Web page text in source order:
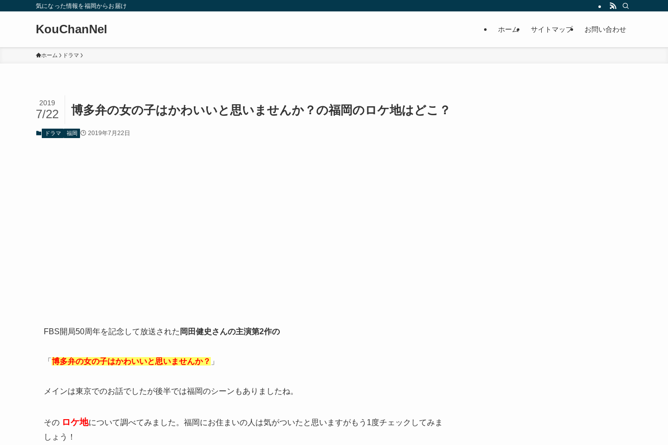
気になった情報を福岡からお届け
KouChanNel ホーム サイトマップ お問い合わせ
ホーム ドラマ
博多弁の女の子はかわいいと思いませんか？の福岡のロケ地はどこ？
2019
7/22
ドラマ 福岡 2019年7月22日
FBS開局50周年を記念して放送された 岡田健史さんの主演第2作の
「 博多弁の女の子はかわいいと思いませんか？ 」
メインは東京でのお話でしたが後半では福岡のシーンもありましたね。
その ロケ地について調べてみました。福岡にお住まいの人は気がついたと思いますがもう1度チェックしてみま
しょう！